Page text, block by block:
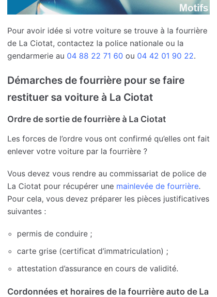
Pour avoir idée si votre voiture se trouve à la fourrière
de La Ciotat, contactez la police nationale ou la
gendarmerie au 04 88 22 71 60 ou 04 42 01 90 22.
Démarches de fourrière pour se faire
restituer sa voiture à La Ciotat
Ordre de sortie de fourrière à La Ciotat
Les forces de l’ordre vous ont confirmé qu’elles ont fait
enlever votre voiture par la fourrière ?
Vous devez vous rendre au commissariat de police de
La Ciotat pour récupérer une mainlevée de fourrière.
Pour cela, vous devez préparer les pièces justificatives
suivantes :
permis de conduire ;
carte grise (certificat d’immatriculation) ;
attestation d’assurance en cours de validité.
Cordonnées et horaires de la fourrière auto de La